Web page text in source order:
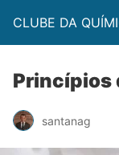
CLUBE DA
Princípios
santanag